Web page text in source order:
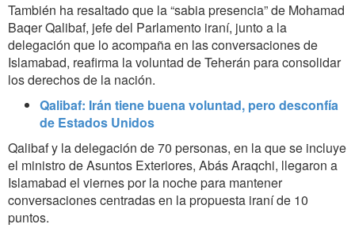
También ha resaltado que la “sabia presencia” de Mohamad
Baqer Qalibaf, jefe del Parlamento iraní, junto a la
delegación que lo acompaña en las conversaciones de
Islamabad, reafirma la voluntad de Teherán para consolidar
los derechos de la nación.
Qalibaf: Irán tiene buena voluntad, pero desconfía
de Estados Unidos
Qalibaf y la delegación de 70 personas, en la que se incluye
el ministro de Asuntos Exteriores, Abás Araqchi, llegaron a
Islamabad el viernes por la noche para mantener
conversaciones centradas en la propuesta iraní de 10
puntos.